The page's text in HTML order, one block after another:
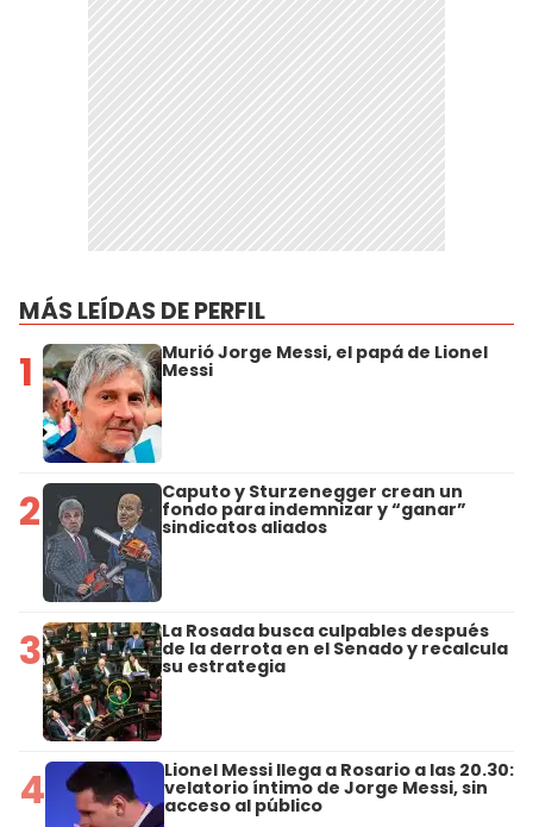
MÁS LEÍDAS DE PERFIL
1 Murió Jorge Messi, el papá de Lionel
Messi
2 Caputo y Sturzenegger crean un
fondo para indemnizar y “ganar”
sindicatos aliados
3 La Rosada busca culpables después
de la derrota en el Senado y recalcula
su estrategia
4 Lionel Messi llega a Rosario a las 20.30:
velatorio íntimo de Jorge Messi, sin
acceso al público